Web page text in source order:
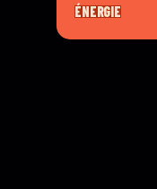
ÉNERGIE